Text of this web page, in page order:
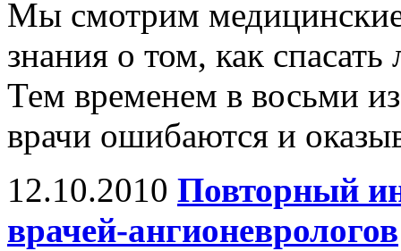
Мы смотрим
знания о том, как
Тем временем в восьми
врачи ошибаются и
12.10.2010 Повторный
врачей-ангионеврологов